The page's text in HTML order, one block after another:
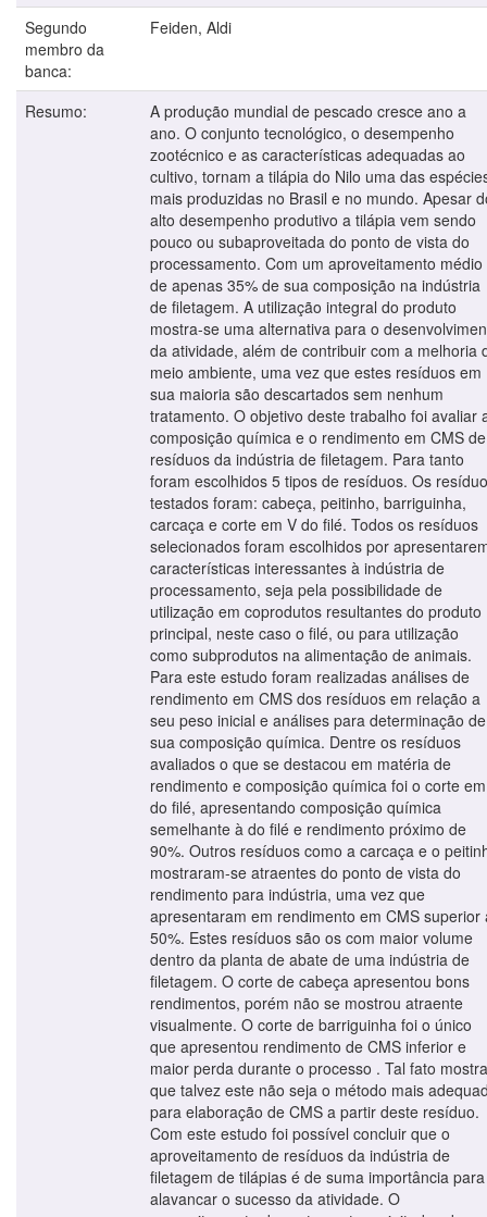
Segundo
membro da
banca:
Feiden, Aldi
Resumo:
A produção mundial de pescado cresce ano a
ano. O conjunto tecnológico, o desempenho
zootécnico e as características adequadas ao
cultivo, tornam a tilápia do Nilo uma das
mais produzidas no Brasil e no mundo. Apesar
alto desempenho produtivo a tilápia vem sendo
pouco ou subaproveitada do ponto de vista do
processamento. Com um aproveitamento médio
de apenas 35% de sua composição na indústria
de filetagem. A utilização integral do produto
mostra-se uma alternativa para o
da atividade, além de contribuir com a melhoria
meio ambiente, uma vez que estes resíduos em
sua maioria são descartados sem nenhum
tratamento. O objetivo deste trabalho foi avaliar
composição química e o rendimento em CMS de
resíduos da indústria de filetagem. Para tanto
foram escolhidos 5 tipos de resíduos. Os
testados foram: cabeça, peitinho, barriguinha,
carcaça e corte em V do filé. Todos os resíduos
selecionados foram escolhidos por
características interessantes à indústria de
processamento, seja pela possibilidade de
utilização em coprodutos resultantes do produto
principal, neste caso o filé, ou para utilização
como subprodutos na alimentação de animais.
Para este estudo foram realizadas análises de
rendimento em CMS dos resíduos em relação a
seu peso inicial e análises para determinação de
sua composição química. Dentre os resíduos
avaliados o que se destacou em matéria de
rendimento e composição química foi o corte
do filé, apresentando composição química
semelhante à do filé e rendimento próximo de
90%. Outros resíduos como a carcaça e o
mostraram-se atraentes do ponto de vista do
rendimento para indústria, uma vez que
apresentaram em rendimento em CMS superior
50%. Estes resíduos são os com maior volume
dentro da planta de abate de uma indústria de
filetagem. O corte de cabeça apresentou bons
rendimentos, porém não se mostrou atraente
visualmente. O corte de barriguinha foi o único
que apresentou rendimento de CMS inferior e
maior perda durante o processo . Tal fato mostra
que talvez este não seja o método mais
para elaboração de CMS a partir deste resíduo.
Com este estudo foi possível concluir que o
aproveitamento de resíduos da indústria de
filetagem de tilápias é de suma importância para
alavancar o sucesso da atividade. O